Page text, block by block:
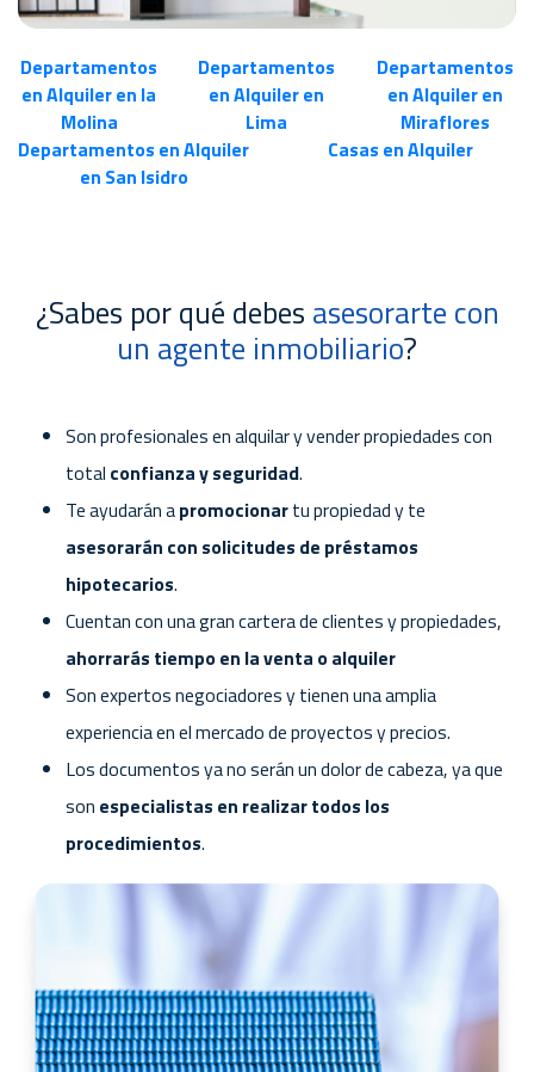
Departamentos
en Alquiler en la
Molina
Departamentos
en Alquiler en
Lima
Departamentos
en Alquiler en
Miraflores
Departamentos en Alquiler
en San Isidro
Casas en Alquiler
¿Sabes por qué debes asesorarte con
un agente inmobiliario?
Son profesionales en alquilar y vender propiedades con
total confianza y seguridad.
Te ayudarán apromocionartu propiedad y te
asesorarán con solicitudes de préstamos
hipotecarios.
Cuentan con una gran cartera de clientes y propiedades,
ahorrarás tiempo en la venta o alquiler
Son expertos negociadores y tienen una amplia
experiencia en el mercado de proyectos y precios.
Los documentos ya no serán un dolor de cabeza, ya que
son especialistas en realizar todos los
procedimientos.